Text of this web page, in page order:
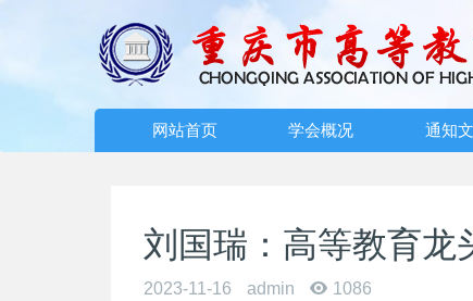
网站首页 学会概况 通知
刘国瑞：高等教育龙
2023-11-16 admin 1086